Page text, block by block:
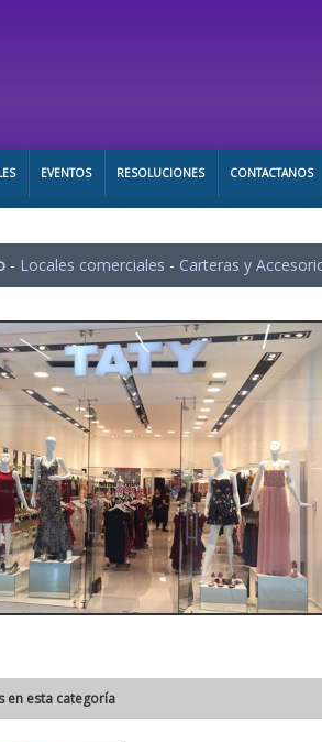
EVENTOS RESOLUCIONES CONTACTANOS
- Locales comerciales - Carteras y
en esta categoría